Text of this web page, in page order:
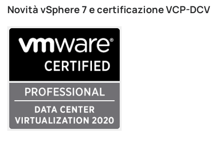
Novità vSphere 7 e certificazione VCP-DCV